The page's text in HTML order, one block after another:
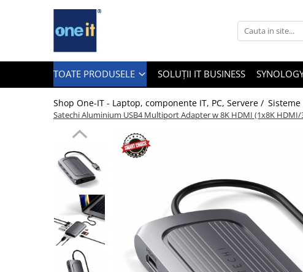
Toate Produsele
Laptop / Notebook
Notebook Consumer
Accesorii Laptop
Componente Laptop
Tablete & accesorii
Telefoane & accesorii
TOATE PRODUSELE SOLUȚII IT BUSINESS
Shop One-IT - Laptop, componente IT, PC, Servere / Sisteme
Satechi Aluminium USB4 Multiport Adapter w 8K HDMI (1x8K HDMI/